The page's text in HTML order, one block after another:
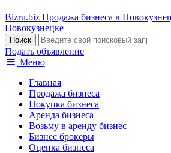
Bizru.biz Продажа бизнеса в
Новокузнецке
Подать объявление
Меню
Главная
Продажа бизнеса
Покупка бизнеса
Аренда бизнеса
Возьму в аренду бизнес
Бизнес брокеры
Оценка бизнеса